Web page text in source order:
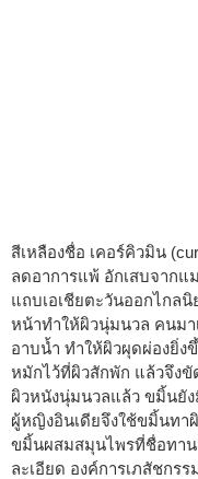
สีเหลืองชื่อ เคอร์คิวมิน
ลดอาการแพ้ อักเสบจากแ
แถบเอเชียตะวันออกไกล
หน้าทำให้ผิวนุ่มนวล คนมา
อาบน้ำ ทำให้ผิวผุดผ่องยิ่
หมักไว้ที่ผิวสักพัก แล้วจึง
ผิวหนังนุ่มนวลแล้ว ขมิ้นยั
ผู้หญิงอินเดียจึงใช้ขมิ้นทา
ขมิ้นผสมสมุนไพรที่ชื่อทาน
ละเอียด องค์การเภสัชกร